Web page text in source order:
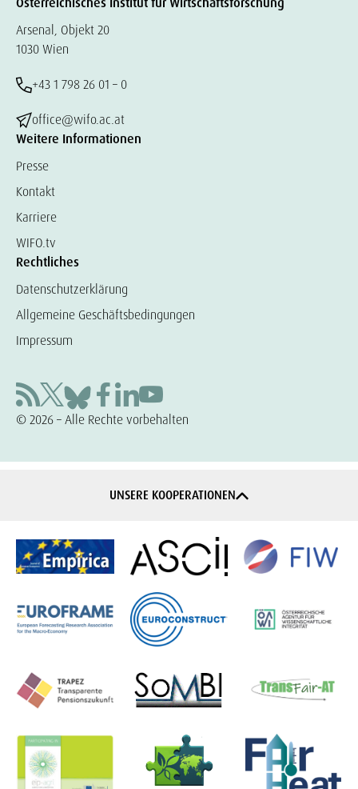
Arsenal, Objekt 20
1030 Wien
+43 1 798 26 01 – 0
office@wifo.ac.at
Weitere Informationen
Presse
Kontakt
Karriere
WIFO.tv
Rechtliches
Datenschutzerklärung
Allgemeine Geschäftsbedingungen
Impressum
© 2026 – Alle Rechte vorbehalten
UNSERE KOOPERATIONEN